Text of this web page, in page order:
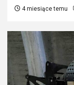
4 miesiące temu